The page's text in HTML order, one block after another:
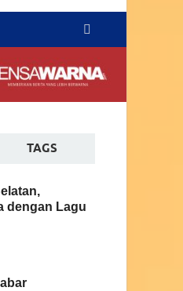
TAGS
dengan Lagu